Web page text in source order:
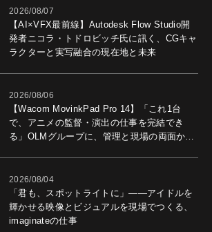
2026/08/07
【AI×VFX最前線】Autodesk Flow Studio開
発者ニコラ・トドロビッチ氏に訊く、CGキャ
ラクターと実写融合の現在地と未来
2026/08/06
【Wacom MovinkPad Pro 14】「これ1台
で、アニメの監督・演出の仕事を完結でき
る」OLMグループに、管理と現場の両面から
2026/08/04
「君も、スポットライトに」――アイドルを
輝かせる映像とビジュアルを現場でつくる、
imaginateの仕事